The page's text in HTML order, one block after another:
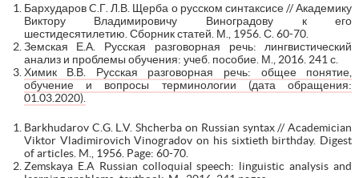
Бархударов C.Г. Л.В. Щерба о русском синтаксисе // Академику
Виктору Владимировичу Виноградову к его
шестидесятилетию. Сборник статей. М., 1956. С. 60-70.
Земская Е.А. Русская разговорная речь: лингвистический
анализ и проблемы обучения: учеб. пособие. М., 2016. 241 с.
Химик В.В. Русская разговорная речь: общее понятие,
обучение и вопросы терминологии (дата обращения:
01.03.2020).
Barkhudarov C.G. L.V. Shcherba on Russian syntax // Academician
Viktor Vladimirovich Vinogradov on his sixtieth birthday. Digest
of articles. M., 1956. Page: 60-70.
Zemskaya E.A Russian colloquial speech: linguistic analysis and